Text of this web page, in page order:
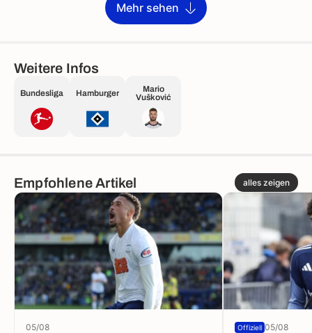
Mehr sehen
Weitere Infos
Bundesliga Hamburger
Mario
Vušković
Empfohlene Artikel alles zeigen
05/08 Offiziell 05/08